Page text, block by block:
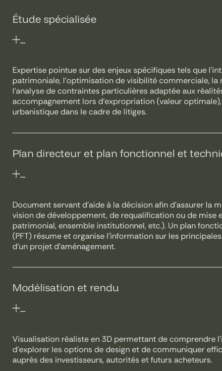
Étude spécialisée
Expertise pointue sur des enjeux spécifiques tels que
patrimoniale, l’optimisation de visibilité commerciale, la
l’analyse de contraintes particulières adaptée aux
accompagnement lors d’expropriation (valeur
urbanistique dans le cadre de litiges.
Plan directeur et plan fonctionnel et
Document servant d’aide à la décision afin d’assurer la
vision de développement, de requalification ou de mise
patrimonial, ensemble institutionnel, etc.). Un plan
(PFT) résume et organise l’information sur les
d’un projet d’aménagement.
Modélisation et rendu
Visualisation réaliste en 3D permettant de comprendre
d’explorer les options de design et de communiquer
auprès des investisseurs, autorités et futurs acheteurs.